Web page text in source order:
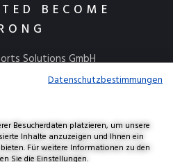
BECOME
Solutions GmbH
Straße 115
BayreuthDatenschutzbestimmungen
Besucherdaten platzieren, um unsere
Inhalte anzuzeigen und Ihnen ein
Für weitere Informationen zu den
Sie die Einstellungen.